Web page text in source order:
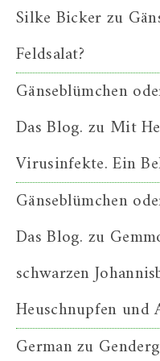
Silke Bickerzu
Feldsalat?
Gänseblümchen
Das Blog. zu Mit
Virusinfekte. Ein
Gänseblümchen
Das Blog. zu
schwarzen
Heuschnupfen und
Germanzu